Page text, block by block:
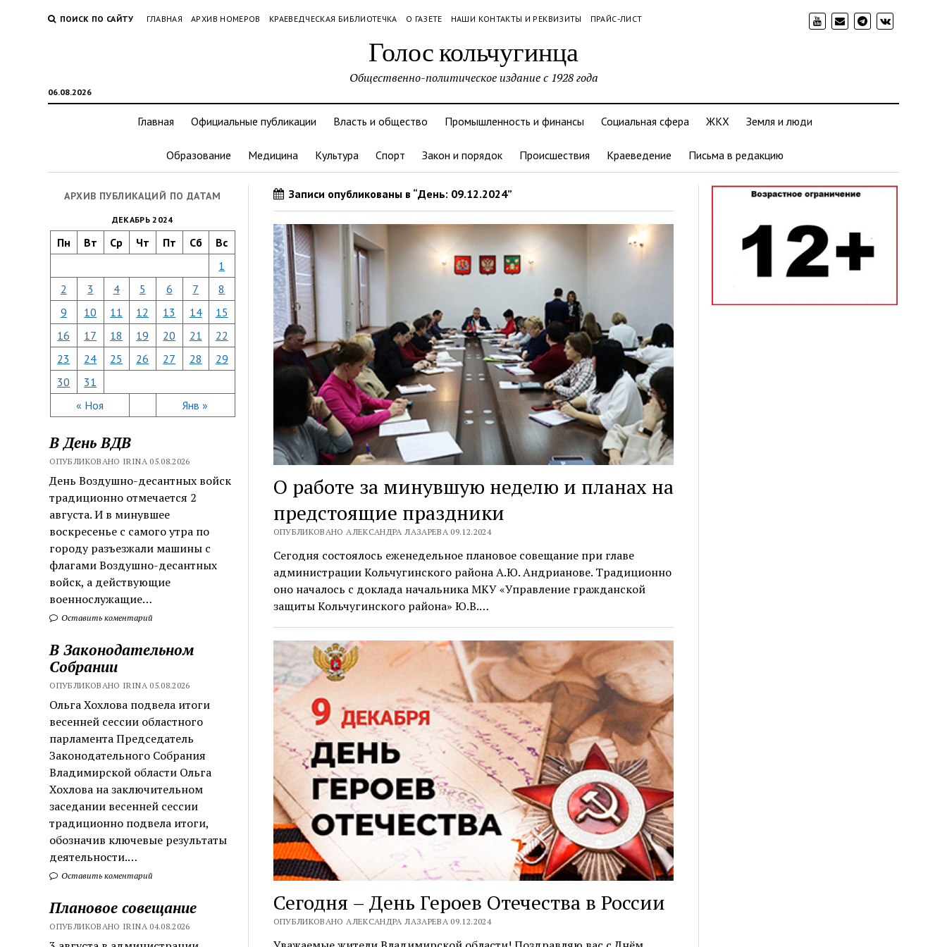
ПОИСК ПО САЙТУ ГЛАВНАЯ АРХИВ НОМЕРОВ КРАЕВЕДЧЕСКАЯ БИБЛИОТЕЧКА О ГАЗЕТЕ НАШИ КОНТАКТЫ И РЕКВИЗИТЫ ПРАЙС-ЛИСТ
Голос кольчугинца
06.08.2026
Общественно-политическое издание с 1928 года
Главная Официальные публикации Власть и общество Промышленность и финансы Социальная сфера ЖКХ Земля и люди
Образование Медицина Культура Спорт Закон и порядок Происшествия Краеведение Письма в редакцию
АРХИВ ПУБЛИКАЦИЙ ПО ДАТАМ
ДЕКАБРЬ 2024
Пн Вт Ср Чт Пт Сб Вс
« Ноя Янв »
1
2
3 4 5 6 7
8
9
10 11 12 13 14
15
16
17 18 19 20 21
22
23
24 25 26 27 28
29
30
31
В День ВДВ
ОПУБЛИКОВАНО IRINA 05.08.2026
День Воздушно-десантных войск
традиционно отмечается 2
августа. И в минувшее
воскресенье с самого утра по
городу разъезжали машины с
флагами Воздушно-десантных
войск, а действующие
военнослужащие…
Оставить коментарий
В Законодательном
Собрании
ОПУБЛИКОВАНО IRINA 05.08.2026
Ольга Хохлова подвела итоги
весенней сессии областного
парламента Председатель
Законодательного Собрания
Владимирской области Ольга
Хохлова на заключительном
заседании весенней сессии
традиционно подвела итоги,
обозначив ключевые результаты
деятельности.…
Оставить коментарий
Плановое совещание
ОПУБЛИКОВАНО IRINA 04.08.2026
Записи опубликованы в “День: 09.12.2024”
О работе за минувшую неделю и планах на
предстоящие праздники
ОПУБЛИКОВАНО АЛЕКСАНДРА ЛАЗАРЕВА 09.12.2024
Сегодня состоялось еженедельное плановое совещание при главе
администрации Кольчугинского района А.Ю. Андрианове. Традиционно
оно началось с доклада начальника МКУ «Управление гражданской
защиты Кольчугинского района» Ю.В.…
Сегодня – День Героев Отечества в России
ОПУБЛИКОВАНО АЛЕКСАНДРА ЛАЗАРЕВА 09.12.2024